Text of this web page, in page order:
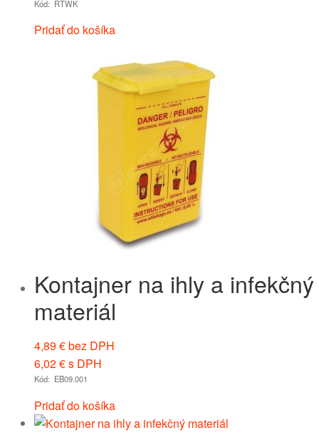
Kód: RTWK
Pridať do košíka
Kontajner na ihly a infekčný
materiál
4,89€bez DPH
6,02€s DPH
Kód: EB09.001
Pridať do košíka